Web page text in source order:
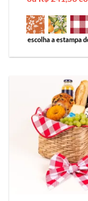
escolha a estampa